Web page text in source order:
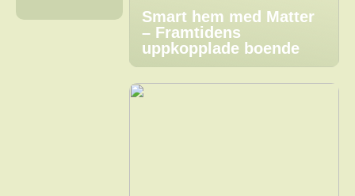
Smart hem med Matter
– Framtidens
uppkopplade boende